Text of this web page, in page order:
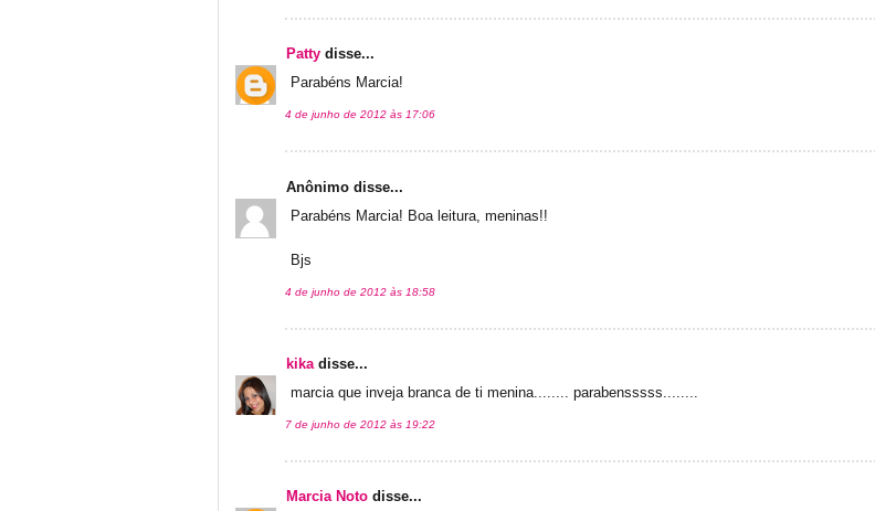
Patty disse...
Parabéns Marcia!
4 de junho de 2012 às 17:06
Anônimo disse...
Parabéns Marcia! Boa leitura, meninas!!
Bjs
4 de junho de 2012 às 18:58
kika disse...
marcia que inveja branca de ti menina........ parabensssss........
7 de junho de 2012 às 19:22
Marcia Noto disse...